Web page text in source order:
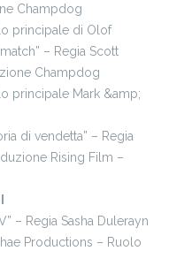
Champdog
principale di Olof
– Regia Scott
Champdog
principale Mark &amp;
di vendetta” – Regia
Rising Film –
– Regia Sasha Dulerayn
Productions – Ruolo